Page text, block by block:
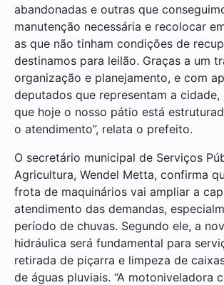
abandonadas e outras que
manutenção necessária e recolocar
as que não tinham condições de
destinamos para leilão. Graças a um
organização e planejamento, e com
deputados que representam a
que hoje o nosso pátio está
o atendimento”, relata o prefeito.
O secretário municipal de Serviços
Agricultura, Wendel Metta, confirma
frota de maquinários vai ampliar a
atendimento das demandas,
período de chuvas. Segundo ele, a
hidráulica será fundamental para
retirada de piçarra e limpeza de
de águas pluviais. “A motoniveladora